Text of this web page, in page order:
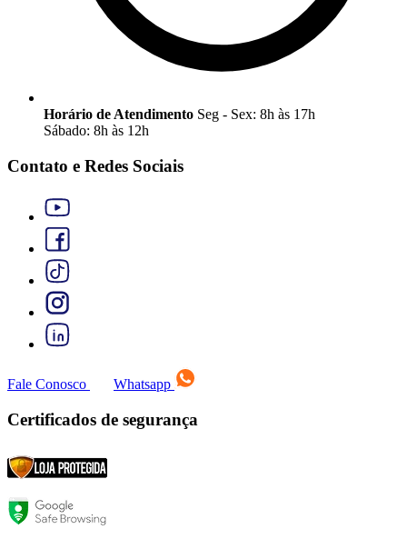
Horário de Atendimento Seg - Sex: 8h às 17h
Sábado: 8h às 12h
Contato e Redes Sociais
Fale Conosco Whatsapp
Certificados de segurança